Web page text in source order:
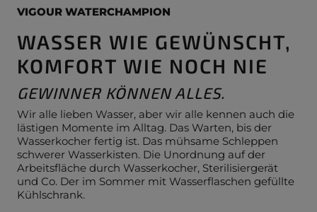
VIGOUR WATERCHAMPION
WASSER WIE GEWÜNSCHT,
KOMFORT WIE NOCH NIE
GEWINNER KÖNNEN ALLES.
Wir alle lieben Wasser, aber wir alle kennen auch die
lästigen Momente im Alltag. Das Warten, bis der
Wasserkocher fertig ist. Das mühsame Schleppen
schwerer Wasserkisten. Die Unordnung auf der
Arbeitsfläche durch Wasserkocher, Sterilisiergerät
und Co. Der im Sommer mit Wasserflaschen gefüllte
Kühlschrank.